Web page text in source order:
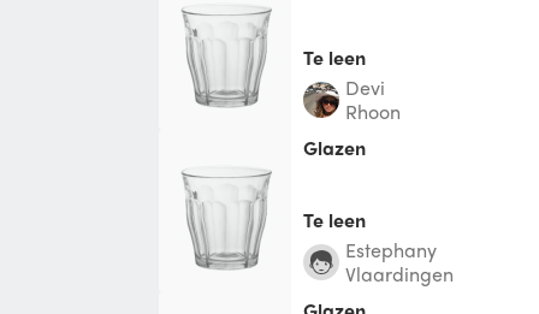
Te leen
Devi
Rhoon
Glazen
Te leen
Estephany
Vlaardingen